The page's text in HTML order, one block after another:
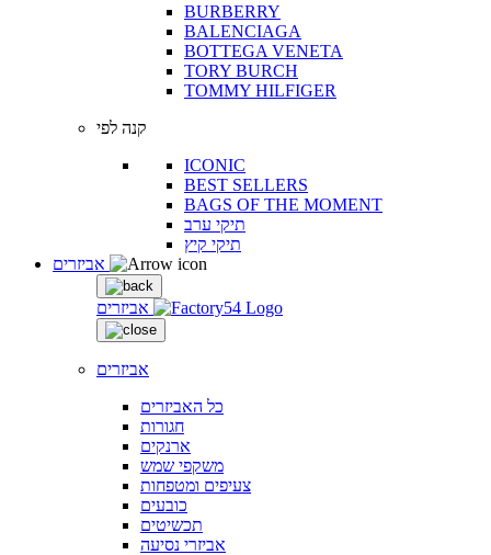
BURBERRY
BALENCIAGA
BOTTEGA VENETA
TORY BURCH
TOMMY HILFIGER
קנה לפי
ICONIC
BEST SELLERS
BAGS OF THE MOMENT
תיקי ערב
תיקי קיץ
אביזרים
אביזרים
כל האביזרים
חגורות
ארנקים
משקפי שמש
צעיפים ומטפחות
כובעים
תכשיטים
אביזרי נסיעה